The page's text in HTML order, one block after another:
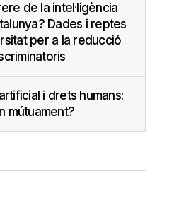
de la intel·ligència
Dades i reptes
per a la reducció
i drets humans:
mútuament?